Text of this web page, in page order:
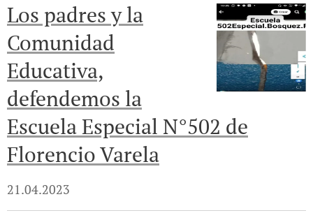
Los padres y la
Comunidad
Educativa,
defendemos la
Escuela Especial N°502 de
Florencio Varela
21.04.2023